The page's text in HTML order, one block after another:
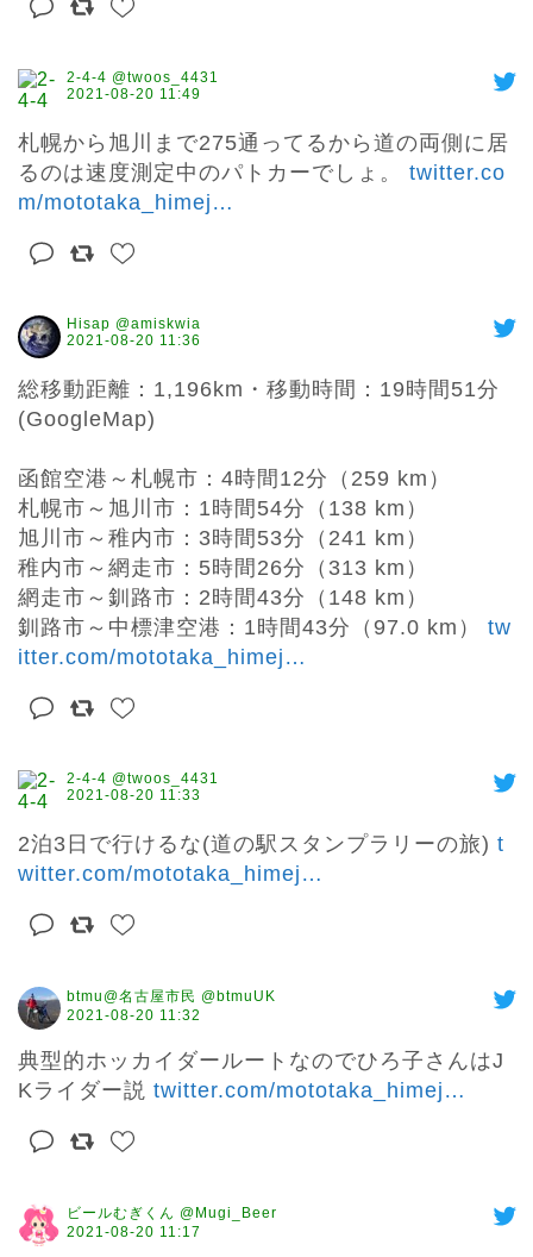
2-4-4 @twoos_4431
2021-08-20 11:49
札幌から旭川まで275通ってるから道の両側に居
るのは速度測定中のパトカーでしょ。 twitter.co
m/mototaka_himej …
Hisap @amiskwia
2021-08-20 11:36
総移動距離：1,196km・移動時間：19時間51分
(GoogleMap)
函館空港～札幌市：4時間12分（259 km）
札幌市～旭川市：1時間54分（138 km）
旭川市～稚内市：3時間53分（241 km）
稚内市～網走市：5時間26分（313 km）
網走市～釧路市：2時間43分（148 km）
釧路市～中標津空港：1時間43分（97.0 km） tw
itter.com/mototaka_himej …
2-4-4 @twoos_4431
2021-08-20 11:33
2泊3日で行けるな(道の駅スタンプラリーの旅) t
witter.com/mototaka_himej …
btmu@名古屋市民 @btmuUK
2021-08-20 11:32
典型的ホッカイダールートなのでひろ子さんはJ
Kライダー説 twitter.com/mototaka_himej …
ビールむぎくん @Mugi_Beer
2021-08-20 11:17